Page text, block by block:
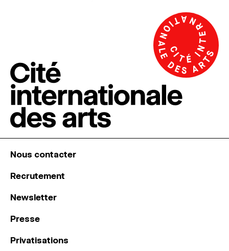
Nous contacter
Recrutement
Newsletter
Presse
Privatisations